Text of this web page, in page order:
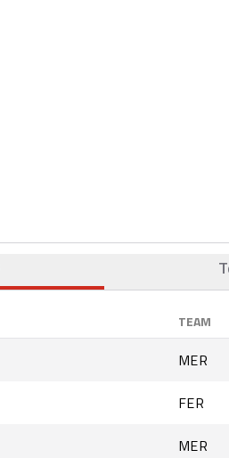
TEAM
MER
FER
MER